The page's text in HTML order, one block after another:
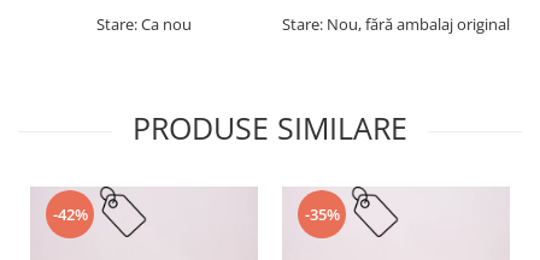
Stare: Ca nou Stare: Nou, fără ambalaj original
PRODUSE SIMILARE
-42% -35%